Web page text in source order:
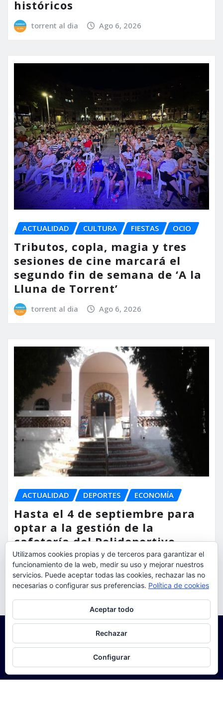
históricos
torrent al dia Ago 6, 2026
ACTUALIDAD CULTURA FIESTAS OCIO
Tributos, copla, magia y tres
sesiones de cine marcará el
segundo fin de semana de ‘A la
Lluna de Torrent’
torrent al dia Ago 6, 2026
ACTUALIDAD DEPORTES ECONOMÍA
Hasta el 4 de septiembre para
optar a la gestión de la
cafetería del Polideportivo
Anabel Medina de Torrent
torrent al dia Ago 6, 2026
Utilizamos cookies propias y de terceros para garantizar el
funcionamiento de la web, medir su uso y mejorar nuestros
servicios. Puede aceptar todas las cookies, rechazar las no
necesarias o configurar sus preferencias. Política de cookies
Aceptar todo
Rechazar
Configurar
Para obtener más información, incluido cómo gestionar las cookies,